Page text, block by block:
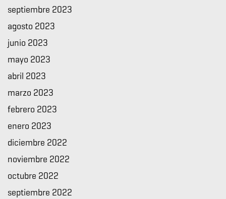
septiembre 2023
agosto 2023
junio 2023
mayo 2023
abril 2023
marzo 2023
febrero 2023
enero 2023
diciembre 2022
noviembre 2022
octubre 2022
septiembre 2022